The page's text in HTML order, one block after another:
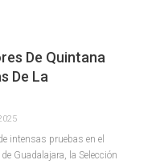
De Quintana
De La
intensas pruebas en el
Guadalajara, la Selección